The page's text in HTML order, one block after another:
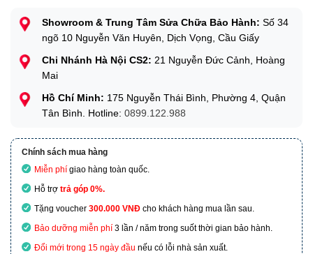
Showroom & Trung Tâm Sửa Chữa Bảo Hành: Số 34
ngõ 10 Nguyễn Văn Huyên, Dịch Vọng, Cầu Giấy
Chi Nhánh Hà Nội CS2: 21 Nguyễn Đức Cảnh, Hoàng
Mai
Hồ Chí Minh: 175 Nguyễn Thái Bình, Phường 4, Quận
Tân Bình. Hotline: 0899.122.988
Chính sách mua hàng
Miễn phí giao hàng toàn quốc.
Hỗ trợ trả góp 0%.
Tặng voucher 300.000 VNĐ cho khách hàng mua lần sau.
Bảo dưỡng miễn phí 3 lần / năm trong suốt thời gian bảo hành.
Đổi mới trong 15 ngày đầu nếu có lỗi nhà sản xuất.